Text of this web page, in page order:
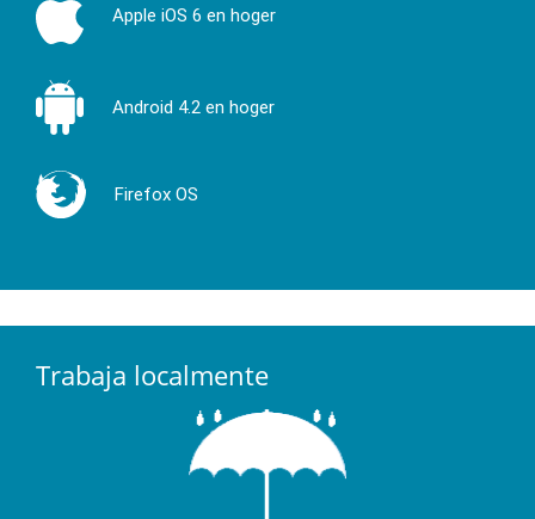
Apple iOS 6 en hoger
Android 4.2 en hoger
Firefox OS
Trabaja localmente